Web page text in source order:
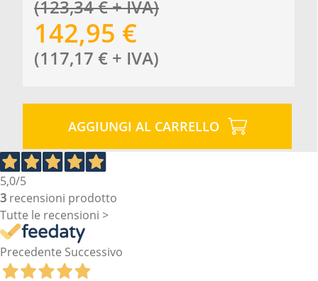
(123,34€+ IVA)
142,95 €
(117,17 € + IVA)
AGGIUNGI AL CARRELLO
5,0/5
3 recensioni prodotto
Tutte le recensioni >
Precedente Successivo